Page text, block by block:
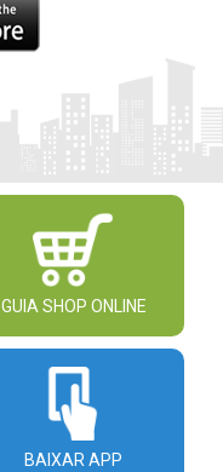
GUIA SHOP ONLINE
BAIXAR APP